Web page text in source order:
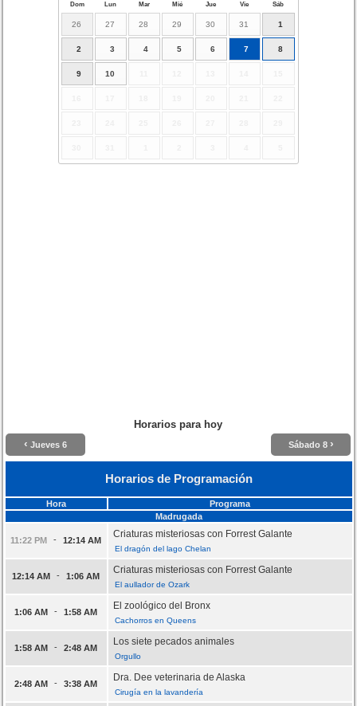
Dom Lun Mar Mié Jue Vie Sáb
26 27 28 29 30 31 1
2 3 4 5 6 7 8
9 10
Horarios para hoy
‹ Jueves 6 Sábado 8 ›
Horarios de Programación
Hora
Programa
Madrugada
11:22 PM - 12:14 AM
Criaturas misteriosas con Forrest Galante
El dragón del lago Chelan
12:14 AM - 1:06 AM
Criaturas misteriosas con Forrest Galante
El aullador de Ozark
1:06 AM - 1:58 AM
El zoológico del Bronx
Cachorros en Queens
1:58 AM - 2:48 AM
Los siete pecados animales
Orgullo
2:48 AM - 3:38 AM
Dra. Dee veterinaria de Alaska
Cirugía en la lavandería